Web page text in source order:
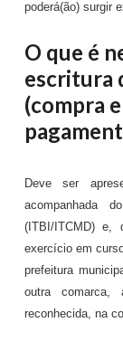
poderá(ão) surgir
O que é
escritura
(compra
Deve ser
acompanhada
(ITBI/ITCMD) e,
exercício em
prefeitura
outra comarca,
reconhecida, na